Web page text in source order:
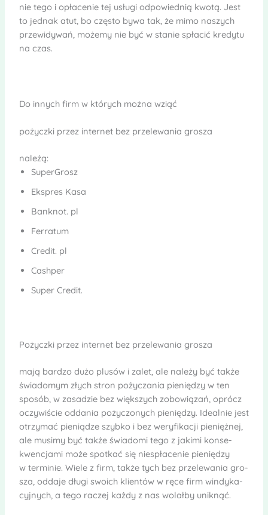
nie tego i opła­ce­nie tej usługi odpowiednią kwotą. Jest
to jed­nak atut, bo czę­sto bywa tak, że mimo naszych
prze­wi­dy­wań, możemy nie być w sta­nie spła­cić kre­dytu
na czas.
Do innych firm w któ­rych można wziąć
pożyczki przez inter­net bez prze­le­wa­nia gro­sza
należą:
SuperGrosz
Ekspres Kasa
Bank­not. pl
Fer­ra­tum
Cre­dit. pl
Cash­per
Super Cre­dit.
Pożyczki przez inter­net bez prze­le­wa­nia gro­sza
mają bar­dzo dużo plu­sów i zalet, ale należy być także
świa­do­mym złych stron poży­cza­nia pie­nię­dzy w ten
spo­sób, w zasa­dzie bez więk­szych zobo­wią­zań, oprócz
oczy­wi­ście odda­nia poży­czo­nych pie­nię­dzy. Ide­al­nie jest
otrzy­mać pie­nią­dze szybko i bez wery­fi­ka­cji pie­nięż­nej,
ale musimy być także świa­domi tego z jakimi kon­se­
kwen­cjami może spo­tkać się niespła­ce­nie pie­nię­dzy
w ter­mi­nie. Wiele z firm, także tych bez prze­le­wa­nia gro­
sza, oddaje długi swo­ich klien­tów w ręce firm win­dy­ka­
cyj­nych, a tego raczej każdy z nas wolałby unik­nąć.